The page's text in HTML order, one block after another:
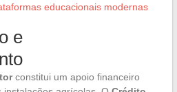
educacionais modernas
e
constitui um apoio financeiro